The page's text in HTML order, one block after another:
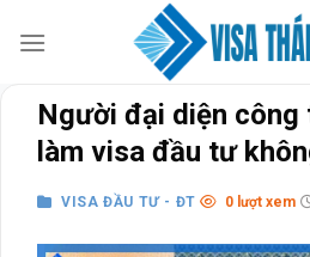
Người đại diện
làm visa đầu tư
VISA ĐẦU TƯ - ĐT 0 lượt xem